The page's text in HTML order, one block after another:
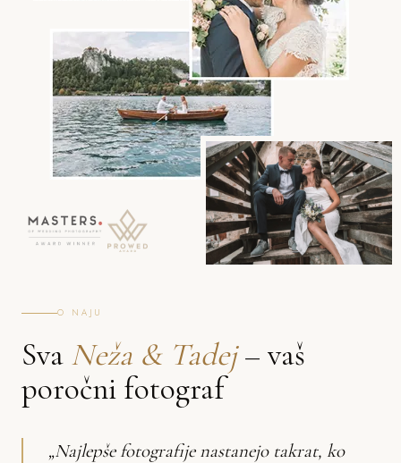
O NAJU
Sva Neža & Tadej– vaš
poročni fotograf
„Najlepše fotografije nastanejo takrat, ko